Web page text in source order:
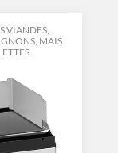
VIANDES,
MAIS